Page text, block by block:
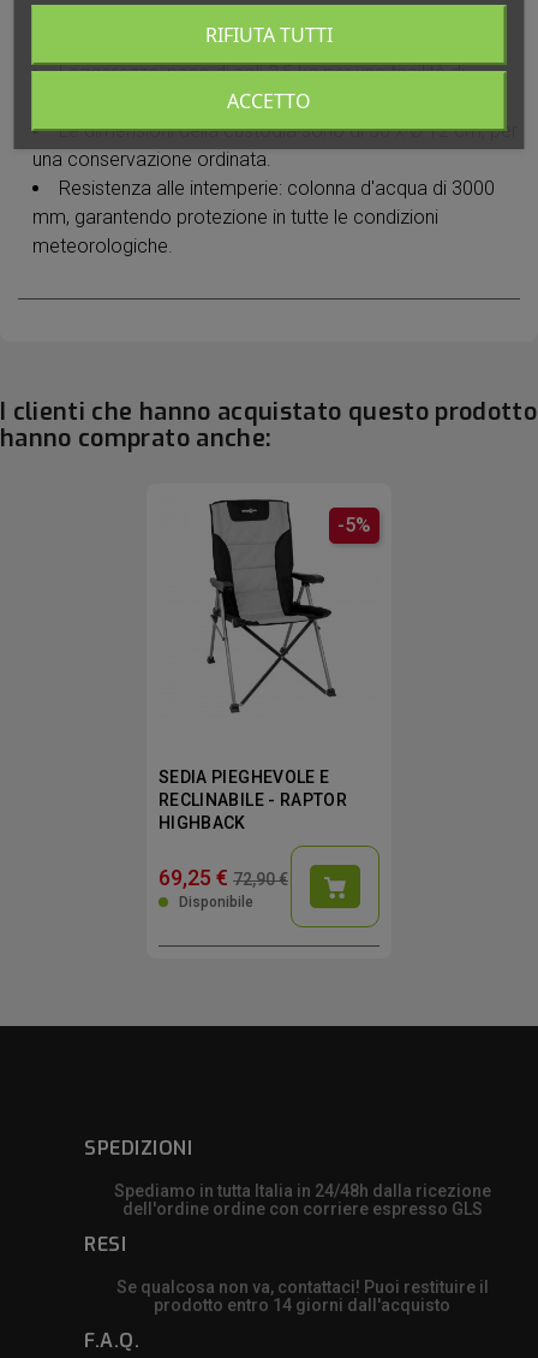
offrendo uno spazio ottimizzato.
Leggerezza: peso di soli 2,5 kg per una facilità di
Le dimensioni della custodia sono di 50 x Ø 12 cm, per
una conservazione ordinata.
Resistenza alle intemperie: colonna d'acqua di 3000
mm, garantendo protezione in tutte le condizioni
meteorologiche.
I clienti che hanno acquistato questo prodotto
hanno comprato anche:
SEDIA PIEGHEVOLE E
RECLINABILE - RAPTOR
HIGHBACK
69,25 € 72,90 €
Disponibile
-5%
SPEDIZIONI
Spediamo in tutta Italia in 24/48h dalla ricezione
dell'ordine ordine con corriere espresso GLS
RESI
Se qualcosa non va, contattaci! Puoi restituire il
prodotto entro 14 giorni dall'acquisto
F.A.Q.
RIFIUTA TUTTI
ACCETTO